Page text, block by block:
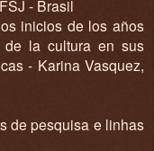
- Brasil
inicios de los años
de la cultura en sus
- Karina Vasquez,
de pesquisa e linhas